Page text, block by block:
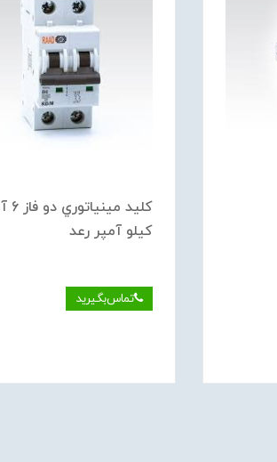
كيلو آمپر رعد
تماس‌بگیرید